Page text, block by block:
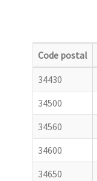
Code postal
34430
34500
34560
34600
34650